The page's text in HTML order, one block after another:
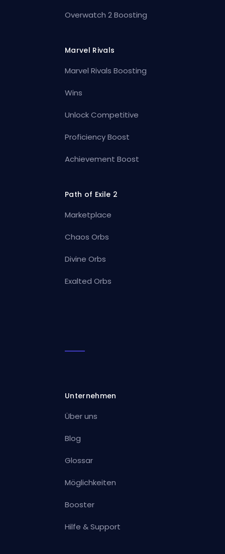
Overwatch 2 Boosting
Marvel Rivals
Marvel Rivals Boosting
Wins
Unlock Competitive
Proficiency Boost
Achievement Boost
Path of Exile 2
Marketplace
Chaos Orbs
Divine Orbs
Exalted Orbs
Unternehmen
Über uns
Blog
Glossar
Möglichkeiten
Booster
Hilfe & Support